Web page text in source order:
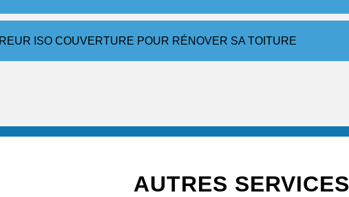
ISO COUVERTURE POUR RÉNOVER SA TOITURE
AUTRES SERVICES